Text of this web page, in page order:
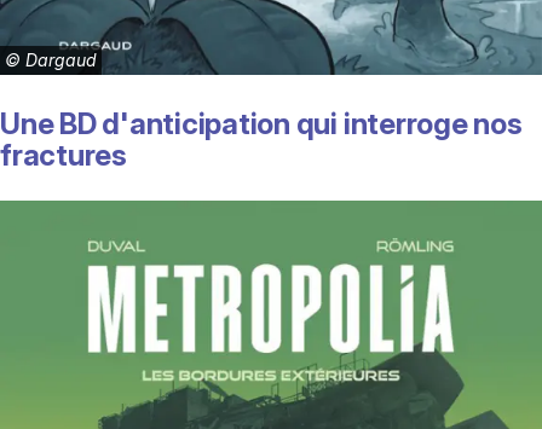
© Dargaud
Une BD d'anticipation qui interroge nos
fractures